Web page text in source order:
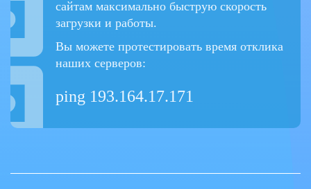
сайтам максимально быструю скорость
загрузки и работы.
Вы можете протестировать время отклика
наших серверов:
ping 193.164.17.171